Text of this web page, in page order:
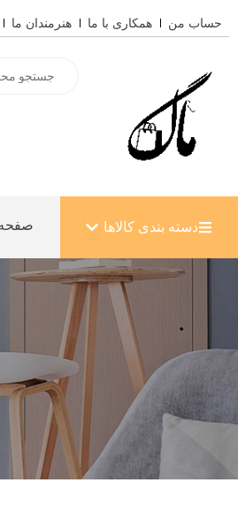
به
حساب من همکاری با ما هنرمندان ما
search
دسته بندی کالاها باز کردن دسته